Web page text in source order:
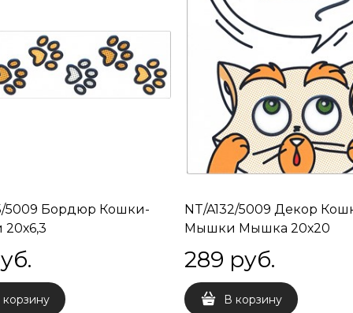
5009 Бордюр Кошки-
NT/A132/5009 Декор
Мышки Мышка 20х20
289 руб.
В корзину